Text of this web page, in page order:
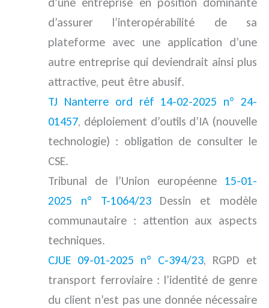
d’assurer l’interopérabilité de sa
plateforme avec une application d’une
autre entreprise qui deviendrait ainsi plus
attractive, peut être abusif.
TJ Nanterre ord réf 14-02-2025 n° 24-
01457, déploiement d’outils d’IA (nouvelle
technologie) : obligation de consulter le
CSE.
Tribunal de l’Union européenne 15-01-
2025 n° T-1064/23Dessin et modèle
communautaire : attention aux aspects
techniques.
CJUE 09-01-2025 n° C‑394/23, RGPD et
transport ferroviaire : l’identité de genre
du client n’est pas une donnée nécessaire